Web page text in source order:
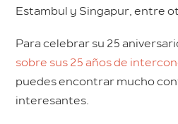
Estambul y Singapur, entre
Para celebrar su 25
sobre sus 25 años de
puedes encontrar mucho
interesantes.